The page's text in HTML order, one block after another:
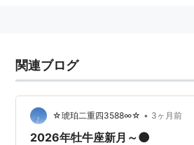
関連ブログ
☆琥珀二重四3588∞☆ • 3ヶ月前
2026年牡牛座新月～🌑